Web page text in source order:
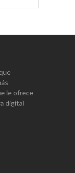
le ofrece
digital